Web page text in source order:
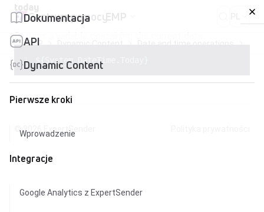
Przejdź do treści
Centrum pomocyEMP
Dokumentacja
API
Dynamic Content
Pierwsze kroki
Wprowadzenie
Integracje
Google Analytics z ExpertSender
EMP
today
Returns a variable containing the current date:
System DateTime
© 2026 ExpertSender